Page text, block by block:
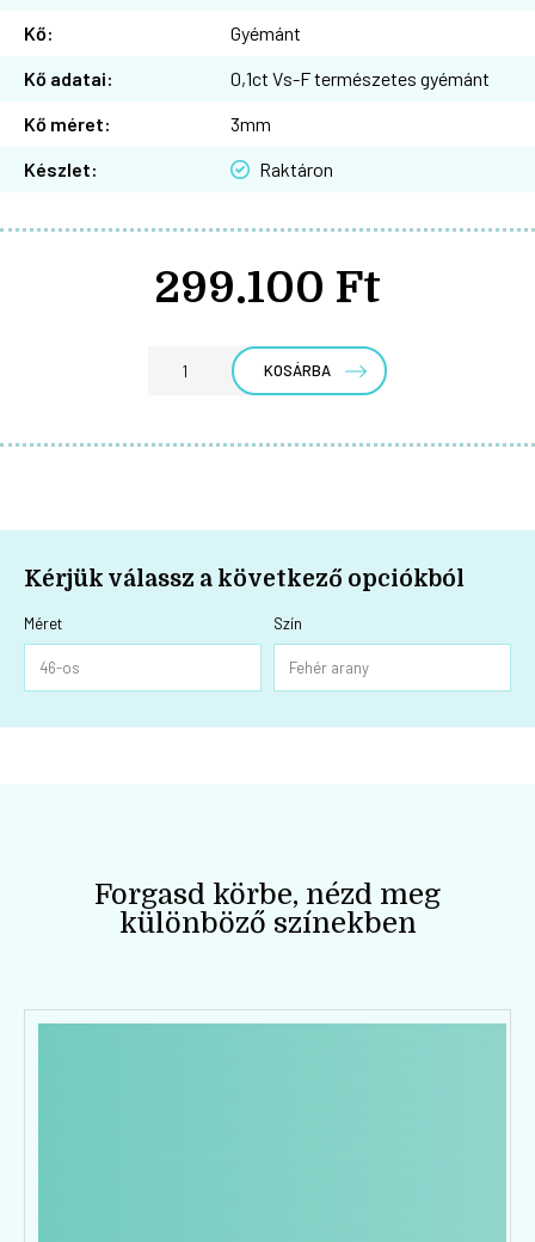
Kő:
Gyémánt
Kő adatai:
0,1ct Vs-F természetes gyémánt
Kő méret:
3mm
Készlet:
Raktáron
299.100 Ft
KOSÁRBA
Kérjük válassz a következő opciókból
Méret Szín
Forgasd körbe, nézd meg
különböző színekben